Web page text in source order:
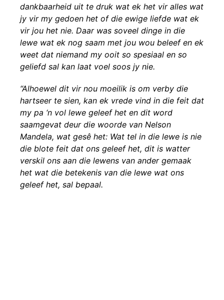
dankbaarheid uit te druk wat ek het vir alles wat
jy vir my gedoen het of die ewige liefde wat ek
vir jou het nie. Daar was soveel dinge in die
lewe wat ek nog saam met jou wou beleef en ek
weet dat niemand my ooit so spesiaal en so
geliefd sal kan laat voel soos jy nie.
“Alhoewel dit vir nou moeilik is om verby die
hartseer te sien, kan ek vrede vind in die feit dat
my pa ‘n vol lewe geleef het en dit word
saamgevat deur die woorde van Nelson
Mandela, wat gesê het: Wat tel in die lewe is nie
die blote feit dat ons geleef het, dit is watter
verskil ons aan die lewens van ander gemaak
het wat die betekenis van die lewe wat ons
geleef het, sal bepaal.